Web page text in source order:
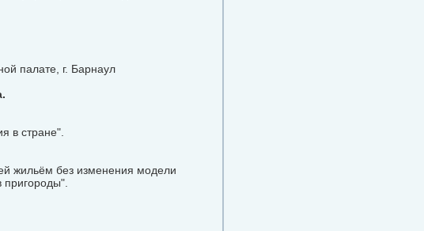
палате, г. Барнаул
в стране".
жильём без изменения модели